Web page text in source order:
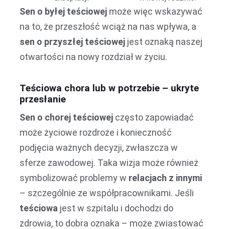
Sen o byłej teściowej może więc wskazywać
na to, że przeszłość wciąż na nas wpływa, a
sen o przyszłej teściowej jest oznaką naszej
otwartości na nowy rozdział w życiu.
Teściowa chora lub w potrzebie – ukryte
przesłanie
Sen o chorej teściowej często zapowiadać
może życiowe rozdroże i konieczność
podjęcia ważnych decyzji, zwłaszcza w
sferze zawodowej. Taka wizja może również
symbolizować problemy w relacjach z innymi
– szczególnie ze współpracownikami. Jeśli
teściowa jest w szpitalu i dochodzi do
zdrowia, to dobra oznaka – może zwiastować